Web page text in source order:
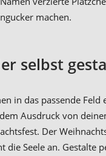
machen.
selbst
in das passende
Ausdruck von
Der
Seele an. Gestalte